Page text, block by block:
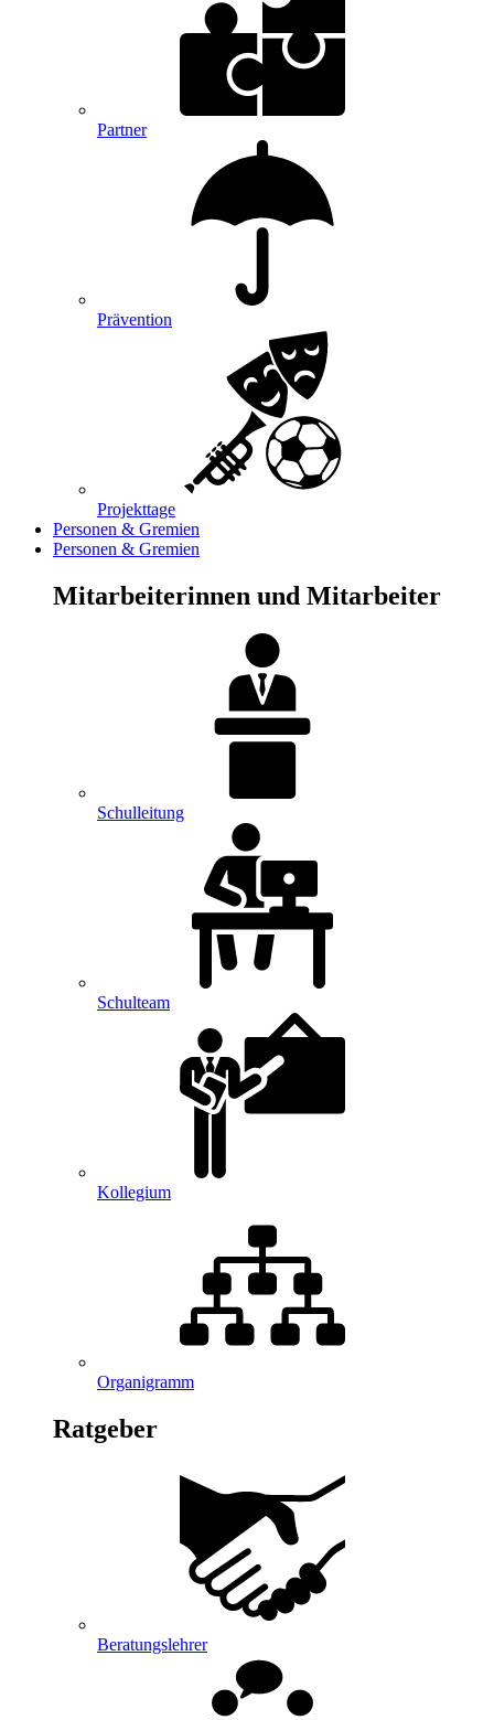
Partner
Prävention
Projekttage
Personen & Gremien
Personen & Gremien
Mitarbeiterinnen und Mitarbeiter
Schulleitung
Schulteam
Kollegium
Organigramm
Ratgeber
Beratungslehrer